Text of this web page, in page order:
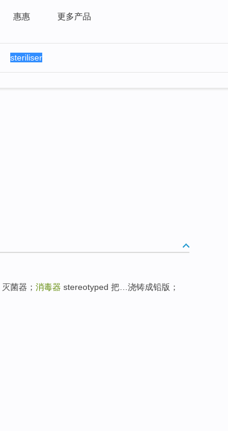
惠惠 更多产品
灭菌器； 消毒器 stereotyped 把…浇铸成铅版；